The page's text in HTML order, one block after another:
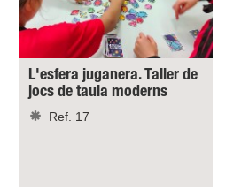
L'esfera juganera. Taller de
jocs de taula moderns
Ref. 17